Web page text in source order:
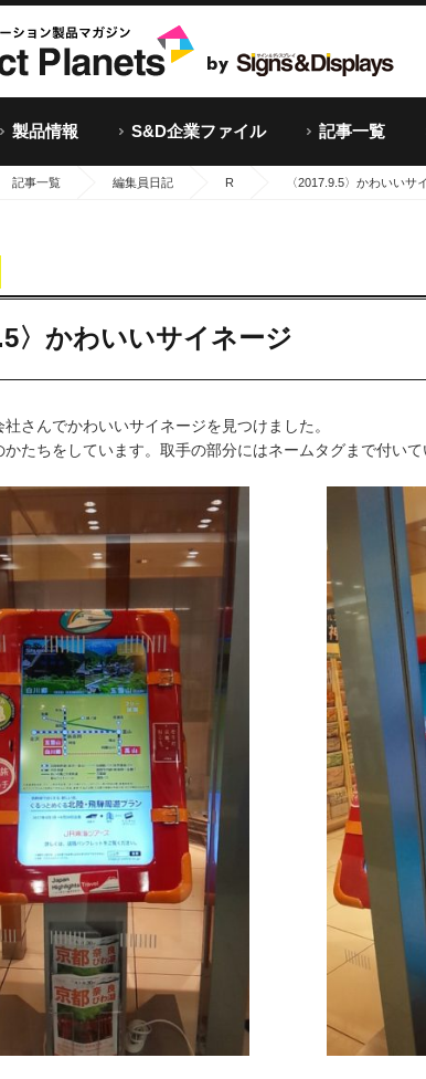
製品情報 S&D企業ファイル 記事一覧
記事一覧 編集員日記 R 〈2017.9.5〉かわいいサ
〉かわいいサイネージ
さんでかわいいサイネージを見つけました。
たちをしています。取手の部分にはネームタグまで付いて